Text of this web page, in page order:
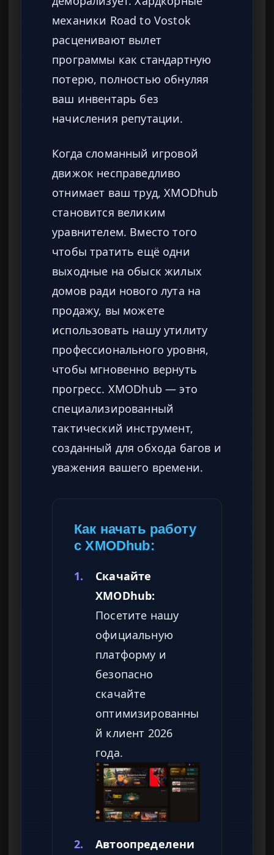
механики Road to Vostok
расценивают вылет
программы как стандартную
потерю, полностью обнуляя
ваш инвентарь без
начисления репутации.
Когда сломанный игровой
движок несправедливо
отнимает ваш труд, XMODhub
становится великим
уравнителем. Вместо того
чтобы тратить ещё одни
выходные на обыск жилых
домов ради нового лута на
продажу, вы можете
использовать нашу утилиту
профессионального уровня,
чтобы мгновенно вернуть
прогресс. XMODhub — это
специализированный
тактический инструмент,
созданный для обхода багов и
уважения вашего времени.
Как начать работу
с XMODhub:
1.
Скачайте
XMODhub:
Посетите нашу
официальную
платформу и
безопасно
скачайте
оптимизированны
й клиент 2026
года.
2.
Автоопределени